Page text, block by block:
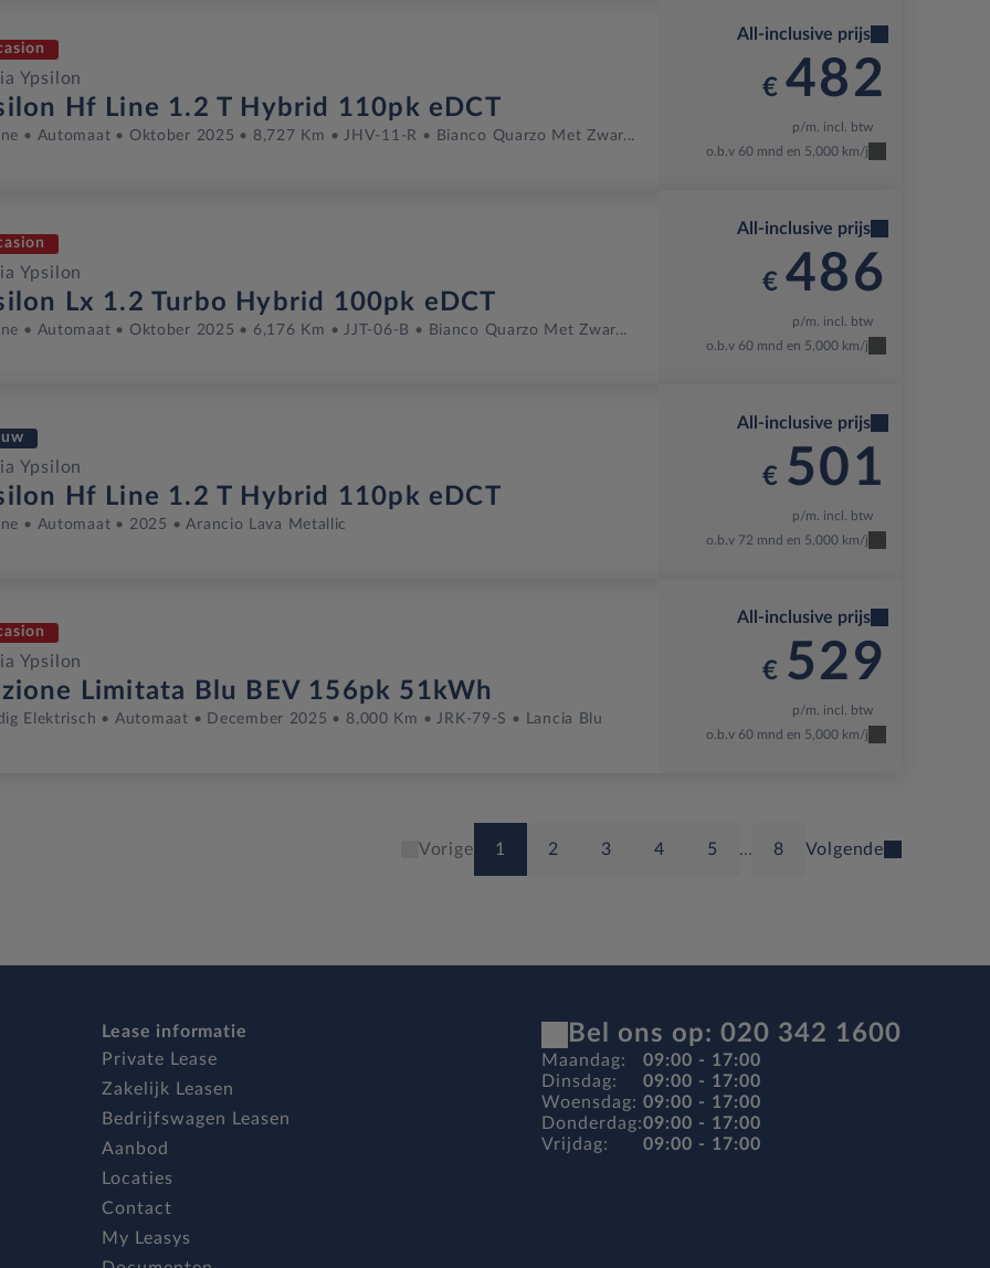
Ypsilon
Hf Line 1.2 T Hybrid 110pk eDCT
Automaat Oktober 2025 8,727 Km JHV-11-R Bianco Quarzo Met Zwar...
All-inclusive prijs
€ 482
p/m. incl. btw
o.b.v 60 mnd en 5,000 km/j
Ypsilon
Lx 1.2 Turbo Hybrid 100pk eDCT
Automaat Oktober 2025 6,176 Km JJT-06-B Bianco Quarzo Met Zwar...
All-inclusive prijs
€ 486
p/m. incl. btw
o.b.v 60 mnd en 5,000 km/j
Ypsilon
Hf Line 1.2 T Hybrid 110pk eDCT
Automaat 2025 Arancio Lava Metallic
All-inclusive prijs
€ 501
p/m. incl. btw
o.b.v 72 mnd en 5,000 km/j
Ypsilon
Limitata Blu BEV 156pk 51kWh
Elektrisch Automaat December 2025 8,000 Km JRK-79-S Lancia Blu
All-inclusive prijs
€ 529
p/m. incl. btw
o.b.v 60 mnd en 5,000 km/j
Vorige 1 2 3 4 5 … 8 Volgende
Lease informatie
Private Lease
Zakelijk Leasen
Bedrijfswagen Leasen
Aanbod
Locaties
Contact
My Leasys
Bel ons op: 020 342 1600
Maandag:
Dinsdag:
Woensdag:
Donderdag:
Vrijdag:
09:00 - 17:00
09:00 - 17:00
09:00 - 17:00
09:00 - 17:00
09:00 - 17:00